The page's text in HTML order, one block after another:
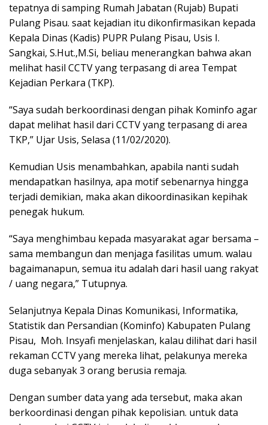
tepatnya di samping Rumah Jabatan (Rujab) Bupati
Pulang Pisau. saat kejadian itu dikonfirmasikan kepada
Kepala Dinas (Kadis) PUPR Pulang Pisau, Usis I.
Sangkai, S.Hut.,M.Si, beliau menerangkan bahwa akan
melihat hasil CCTV yang terpasang di area Tempat
Kejadian Perkara (TKP).
“Saya sudah berkoordinasi dengan pihak Kominfo agar
dapat melihat hasil dari CCTV yang terpasang di area
TKP,” Ujar Usis, Selasa (11/02/2020).
Kemudian Usis menambahkan, apabila nanti sudah
mendapatkan hasilnya, apa motif sebenarnya hingga
terjadi demikian, maka akan dikoordinasikan kepihak
penegak hukum.
“Saya menghimbau kepada masyarakat agar bersama –
sama membangun dan menjaga fasilitas umum. walau
bagaimanapun, semua itu adalah dari hasil uang rakyat
/ uang negara,” Tutupnya.
Selanjutnya Kepala Dinas Komunikasi, Informatika,
Statistik dan Persandian (Kominfo) Kabupaten Pulang
Pisau, Moh. Insyafi menjelaskan, kalau dilihat dari hasil
rekaman CCTV yang mereka lihat, pelakunya mereka
duga sebanyak 3 orang berusia remaja.
Dengan sumber data yang ada tersebut, maka akan
berkoordinasi dengan pihak kepolisian. untuk data